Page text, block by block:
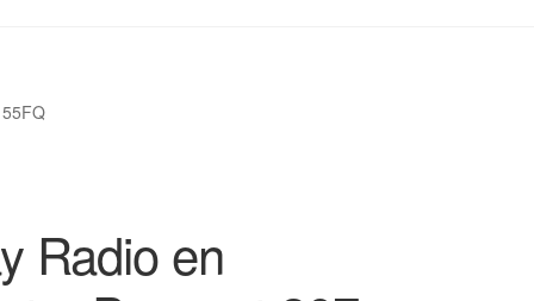
Radio en